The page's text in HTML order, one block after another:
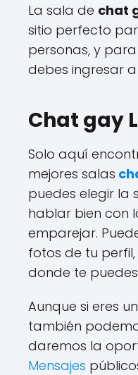
La sala de chat
sitio perfecto
personas, y
debes ingresar a
Chat gay
Solo aquí
mejores salas
puedes elegir la
hablar bien con
emparejar.
fotos de tu
donde te
Aunque si eres
también
daremos la
Mensajes